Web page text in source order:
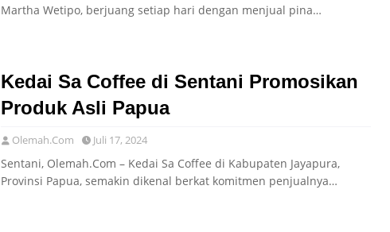
Martha Wetipo, berjuang setiap hari dengan menjual pina…
Kedai Sa Coffee di Sentani Promosikan
Produk Asli Papua
Olemah.Com Juli 17, 2024
Sentani, Olemah.Com – Kedai Sa Coffee di Kabupaten Jayapura,
Provinsi Papua, semakin dikenal berkat komitmen penjualnya…